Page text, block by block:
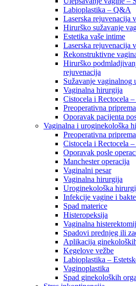
Labioplastika – Q&A
Laserska rejuvenacija
Hirurško sužavanje
Estetika vaše intime
Laserska rejuvenacija
Rekonstruktivne
Hirurško
rejuvenacija
Sužavanje vaginalnog
Vaginalna hirurgija
Cistocela i Rectocela
Preoperativna priprema
Oporavak pacijenta
Vaginalna i uroginekološka
Preoperativna priprema
Cistocela i Rectocela
Oporavak posle
Manchester operacija
Vaginalni pesar
Vaginalna hirurgija
Uroginekološka
Infekcije vagine i
Spad materice
Histeropeksija
Vaginalna
Spadovi prednjeg ili
Aplikacija
Kegelove vežbe
Labioplastika –
Vaginoplastika
Spad ginekoloških